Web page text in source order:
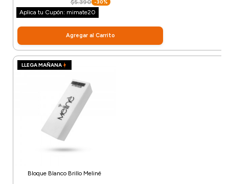
$5.390 -30%
Aplica tu Cupón: mimate20
Agregar al Carrito
LLEGA MAÑANA
Bloque Blanco Brillo Meliné